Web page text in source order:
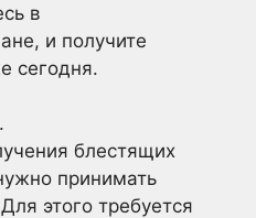
в
и получите
сегодня.
блестящих
принимать
этого требуется